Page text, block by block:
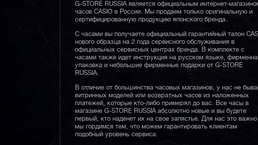
G-STORE RUSSIA является официальным интернет-
часов CASIO в России. Мы продаем только оригинальную и
сертифицированную продукцию японского бренда.
С часами вы получаете официальный гарантийный талон
нового образца на 2 года сервисного обслуживания в
официальных сервисных центрах бренда. В комплекте с
часами также идет инструкция на русском языке,
упаковка и небольшие фирменные подарки от G-STORE
RUSSIA.
В отличие от большинства часовых магазинов, у нас не
витринных моделей или возвратных часов из наложенных
платежей, которые кто-либо примерял до вас. Все часы в
магазине G-STORE RUSSIA абсолютно новые и вы будете
первый, кто наденет их на свое запястье. Для нас это
мы гордимся тем, что можем гарантировать клиентам
подобный уровень сервиса.